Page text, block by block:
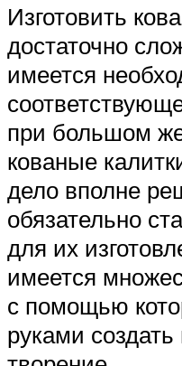
Изготовить
достаточно
имеется
при большом
кованые
дело вполне
обязательно
для их
имеется
с помощью
руками